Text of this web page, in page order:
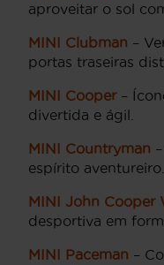
aproveitar o sol
MINI Clubman –
portas traseiras
MINI Cooper–
divertida e ágil.
MINI Countryman
espírito aventureiro.
MINI John Cooper
desportiva em
MINI Paceman –